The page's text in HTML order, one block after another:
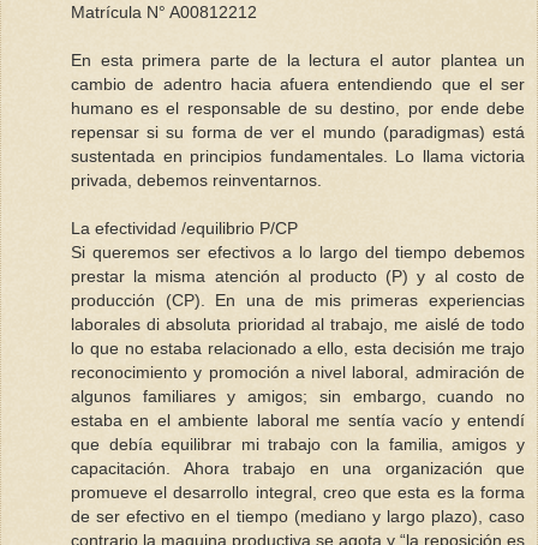
Matrícula N° A00812212
En esta primera parte de la lectura el autor plantea un
cambio de adentro hacia afuera entendiendo que el ser
humano es el responsable de su destino, por ende debe
repensar si su forma de ver el mundo (paradigmas) está
sustentada en principios fundamentales. Lo llama victoria
privada, debemos reinventarnos.
La efectividad /equilibrio P/CP
Si queremos ser efectivos a lo largo del tiempo debemos
prestar la misma atención al producto (P) y al costo de
producción (CP). En una de mis primeras experiencias
laborales di absoluta prioridad al trabajo, me aislé de todo
lo que no estaba relacionado a ello, esta decisión me trajo
reconocimiento y promoción a nivel laboral, admiración de
algunos familiares y amigos; sin embargo, cuando no
estaba en el ambiente laboral me sentía vacío y entendí
que debía equilibrar mi trabajo con la familia, amigos y
capacitación. Ahora trabajo en una organización que
promueve el desarrollo integral, creo que esta es la forma
de ser efectivo en el tiempo (mediano y largo plazo), caso
contrario la maquina productiva se agota y “la reposición es